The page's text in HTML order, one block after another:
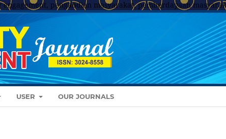
pengabdian masyarakat, pemberdayaan
USER OUR JOURNALS